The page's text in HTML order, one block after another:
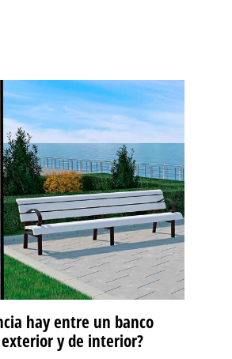
hay entre un banco
y de interior?